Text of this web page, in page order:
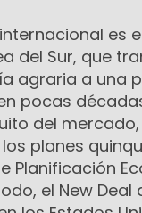
es
del Sur, que
agraria a una
pocas
del mercado,
planes
Planificación
el New Deal